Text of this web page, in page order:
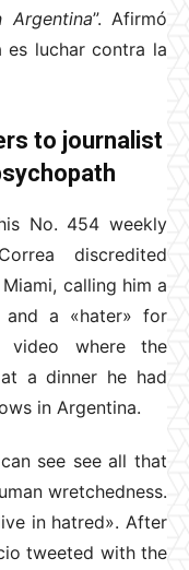
Argentina”. Afirmó
es luchar contra la
to journalist
No. 454 weekly
discredited
calling him a
and a «hater» for
video where the
a dinner he had
in Argentina.
see see all that
wretchedness.
in hatred». After
tweeted with the